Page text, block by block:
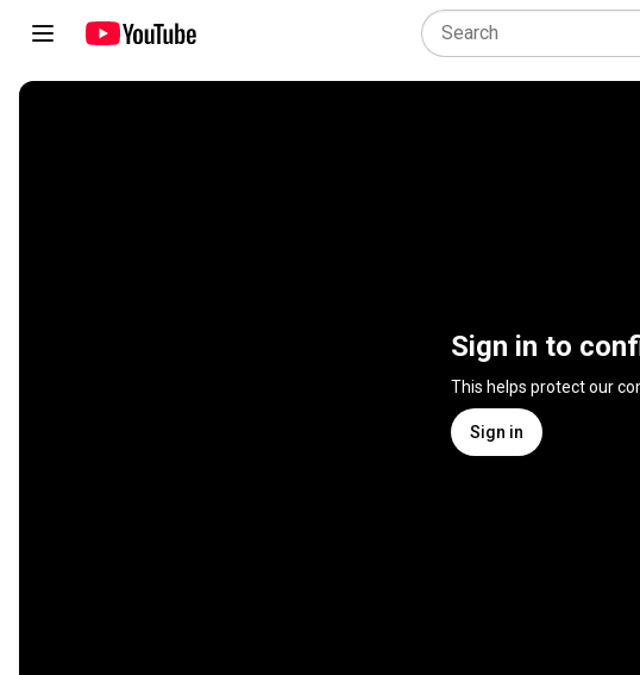
Sign in to
This helps protect our
Sign in